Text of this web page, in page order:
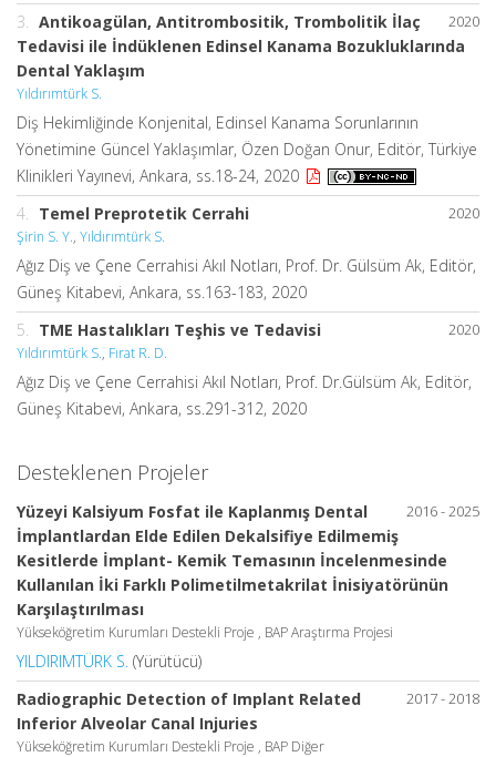
2020
3.
Antikoagülan, Antitrombositik, Trombolitik İlaç
Tedavisi ile İndüklenen Edinsel Kanama Bozukluklarında
Dental Yaklaşım
Yıldırımtürk S.
Diş Hekimliğinde Konjenital, Edinsel Kanama Sorunlarının
Yönetimine Güncel Yaklaşımlar, Özen Doğan Onur, Editör, Türkiye
Klinikleri Yayınevi, Ankara, ss.18-24, 2020
2020
4. Temel Preprotetik Cerrahi
Şirin S. Y., Yıldırımtürk S.
Ağız Diş ve Çene Cerrahisi Akıl Notları, Prof. Dr. Gülsüm Ak, Editör,
Güneş Kitabevi, Ankara, ss.163-183, 2020
2020
5. TME Hastalıkları Teşhis ve Tedavisi
Yıldırımtürk S., Fırat R. D.
Ağız Diş ve Çene Cerrahisi Akıl Notları, Prof. Dr.Gülsüm Ak, Editör,
Güneş Kitabevi, Ankara, ss.291-312, 2020
Desteklenen Projeler
2016 - 2025
Yüzeyi Kalsiyum Fosfat ile Kaplanmış Dental
İmplantlardan Elde Edilen Dekalsifiye Edilmemiş
Kesitlerde İmplant- Kemik Temasının İncelenmesinde
Kullanılan İki Farklı Polimetilmetakrilat İnisiyatörünün
Karşılaştırılması
Yükseköğretim Kurumları Destekli Proje , BAP Araştırma Projesi
YILDIRIMTÜRK S. (Yürütücü)
2017 - 2018
Radiographic Detection of Implant Related
Inferior Alveolar Canal Injuries
Yükseköğretim Kurumları Destekli Proje , BAP Diğer